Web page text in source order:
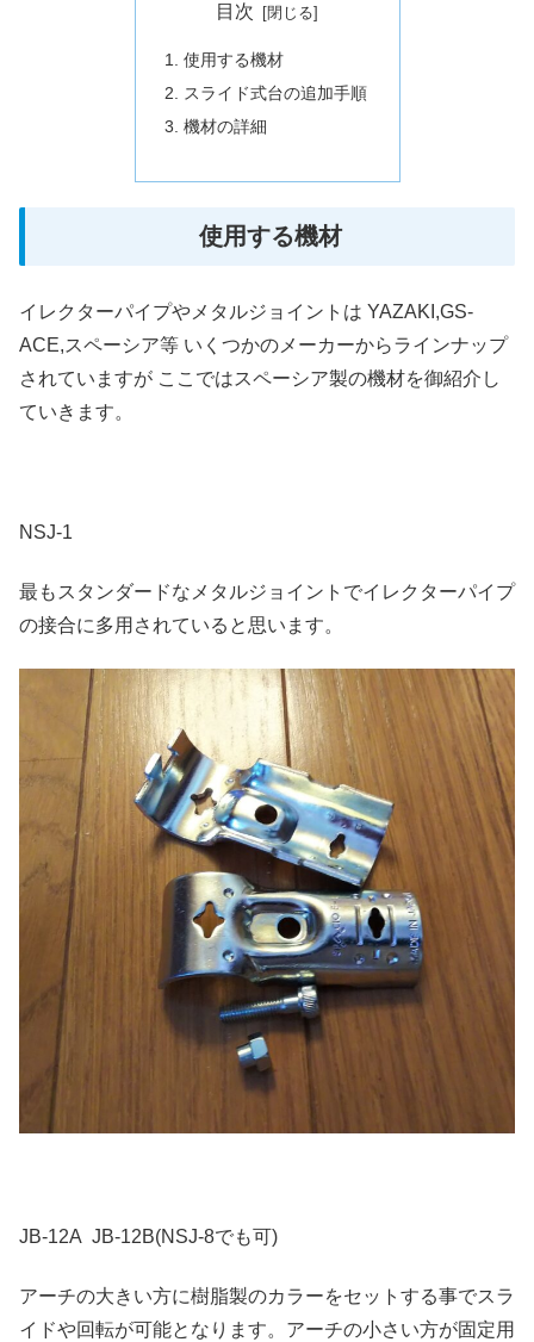
目次
使用する機材
スライド式台の追加手順
機材の詳細
使用する機材
イレクターパイプやメタルジョイントは YAZAKI,GS-
ACE,スペーシア等 いくつかのメーカーからラインナップ
されていますが ここではスペーシア製の機材を御紹介し
ていきます。
NSJ-1
最もスタンダードなメタルジョイントでイレクターパイプ
の接合に多用されていると思います。
JB-12A JB-12B(NSJ-8でも可)
アーチの大きい方に樹脂製のカラーをセットする事でスラ
イドや回転が可能となります。アーチの小さい方が固定用